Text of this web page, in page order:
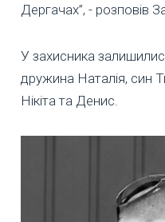
Дергачах”, - розповів
У захисника
дружина Наталія, син
Нікіта та Денис.